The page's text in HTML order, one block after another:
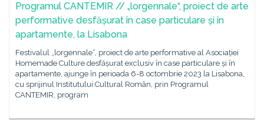
Programul CANTEMIR // „lorgennale“, proiect de arte
performative desfășurat în case particulare și în
apartamente, la Lisabona
Festivalul „lorgennale“, proiect de arte performative al Asociației
Homemade Culture desfășurat exclusiv în case particulare și în
apartamente, ajunge în perioada 6-8 octombrie 2023 la Lisabona,
cu sprijinul Institutului Cultural Român, prin Programul
CANTEMIR, program